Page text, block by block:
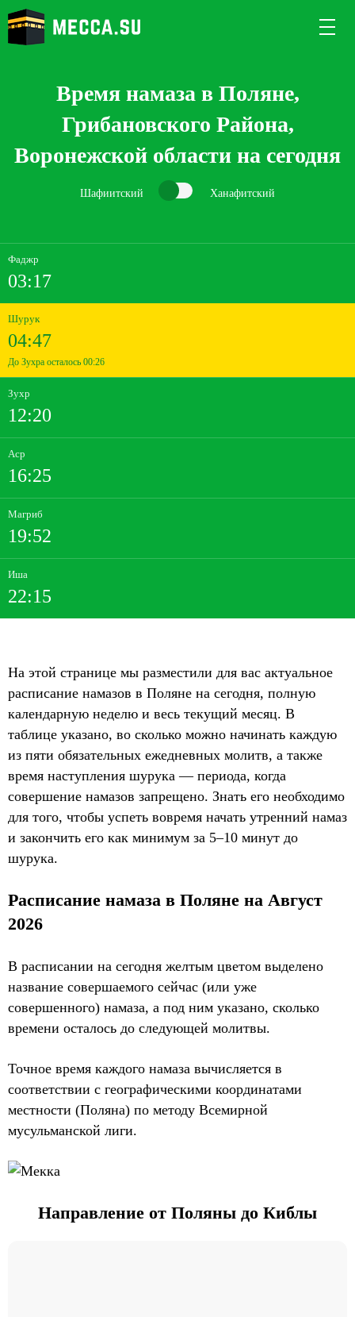
Время намаза в Поляне,
Грибановского Района,
Воронежской области на сегодня
Шафиитский Ханафитский
Фаджр
03:17
Шурук
04:47
До Зухра осталось 00:26
Зухр
12:20
Аср
16:25
Магриб
19:52
Иша
22:15
На этой странице мы разместили для вас актуальное
расписание намазов в Поляне на сегодня, полную
календарную неделю и весь текущий месяц. В
таблице указано, во сколько можно начинать каждую
из пяти обязательных ежедневных молитв, а также
время наступления шурука — периода, когда
совершение намазов запрещено. Знать его необходимо
для того, чтобы успеть вовремя начать утренний намаз
и закончить его как минимум за 5–10 минут до
шурука.
Расписание намаза в Поляне на Август
2026
В расписании на сегодня желтым цветом выделено
название совершаемого сейчас (или уже
совершенного) намаза, а под ним указано, сколько
времени осталось до следующей молитвы.
Точное время каждого намаза вычисляется в
соответствии с географическими координатами
местности (Поляна) по методу Всемирной
мусульманской лиги.
Направление от Поляны до Киблы